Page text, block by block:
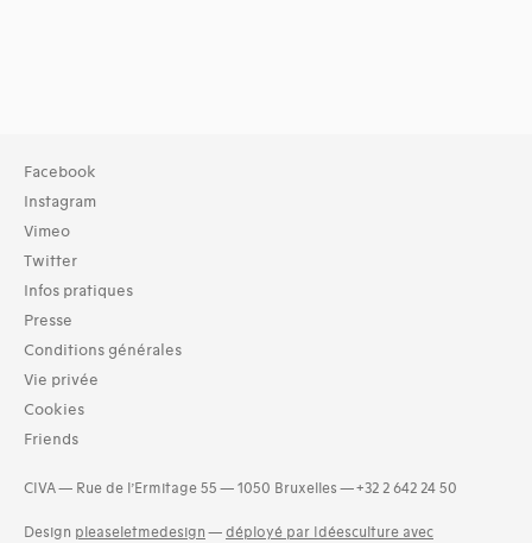
Facebook
Instagram
Vimeo
Twitter
Infos pratiques
Presse
Conditions générales
Vie privée
Cookies
Friends
CIVA — Rue de l’Ermitage 55 — 1050 Bruxelles — +32 2 642 24 50
Design pleaseletmedesign — déployé par Idéesculture avec